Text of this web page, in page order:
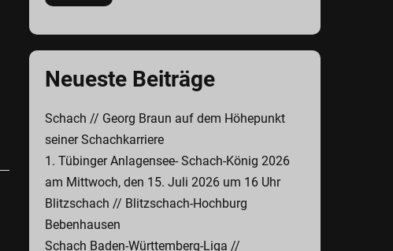
Neueste Beiträge
Schach // Georg Braun auf dem Höhepunkt
seiner Schachkarriere
1. Tübinger Anlagensee- Schach-König 2026
am Mittwoch, den 15. Juli 2026 um 16 Uhr
Blitzschach // Blitzschach-Hochburg
Bebenhausen
Schach Baden-Württemberg-Liga //